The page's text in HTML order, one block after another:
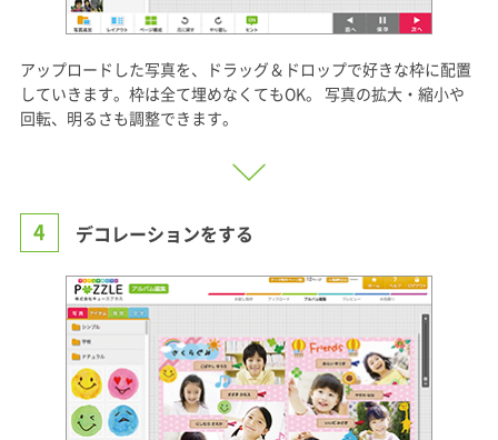
アップロードした写真を、ドラッグ＆ドロップで好きな枠に配置
していきます。枠は全て埋めなくてもOK。 写真の拡大・縮小や
回転、明るさも調整できます。
4 デコレーションをする